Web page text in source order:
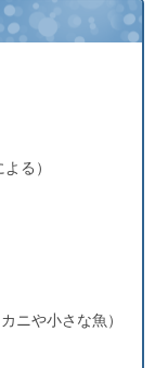
る）
ニや小さな魚）